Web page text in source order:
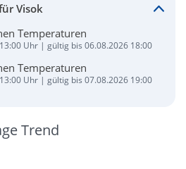
Visok
Temperaturen
Uhr | gültig bis 06.08.2026 18:00
Temperaturen
Uhr | gültig bis 07.08.2026 19:00
Trend